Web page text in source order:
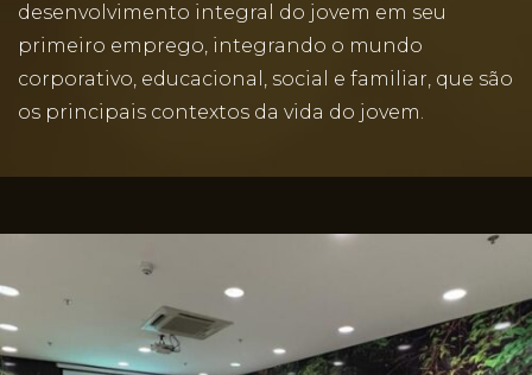
desenvolvimento integral do jovem em seu
primeiro emprego, integrando o mundo
corporativo, educacional, social e familiar, que são
os principais contextos da vida do jovem.